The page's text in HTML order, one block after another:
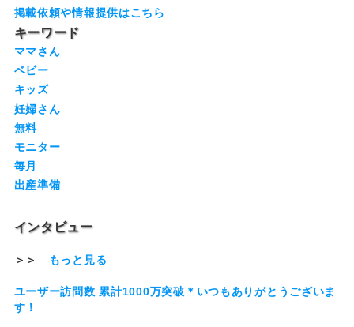
掲載依頼や情報提供はこちら
キーワード
ママさん
ベビー
キッズ
妊婦さん
無料
モニター
毎月
出産準備
インタビュー
＞＞ もっと見る
ユーザー訪問数 累計1000万突破＊いつもありがとうございま
す！